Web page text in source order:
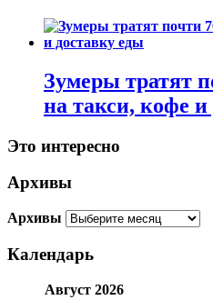
Зумеры тратят
на такси, кофе
Это интересно
Архивы
Архивы
Календарь
Август 2026